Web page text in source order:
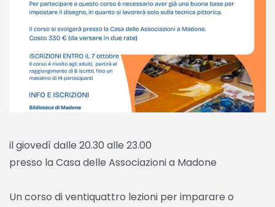
il giovedì dalle 20.30 alle 23.00
presso la Casa delle Associazioni a Madone
Un corso di ventiquattro lezioni per imparare o